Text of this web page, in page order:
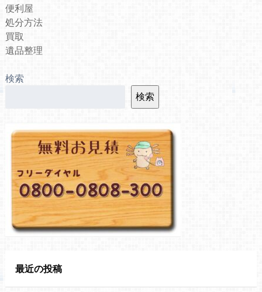
便利屋
処分方法
買取
遺品整理
検索
検索
最近の投稿